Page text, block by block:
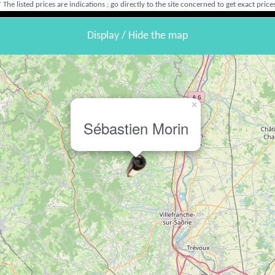
The listed prices are indications ; go directly to the site concerned to get exact
Display / Hide the map
Sébastien Morin
×